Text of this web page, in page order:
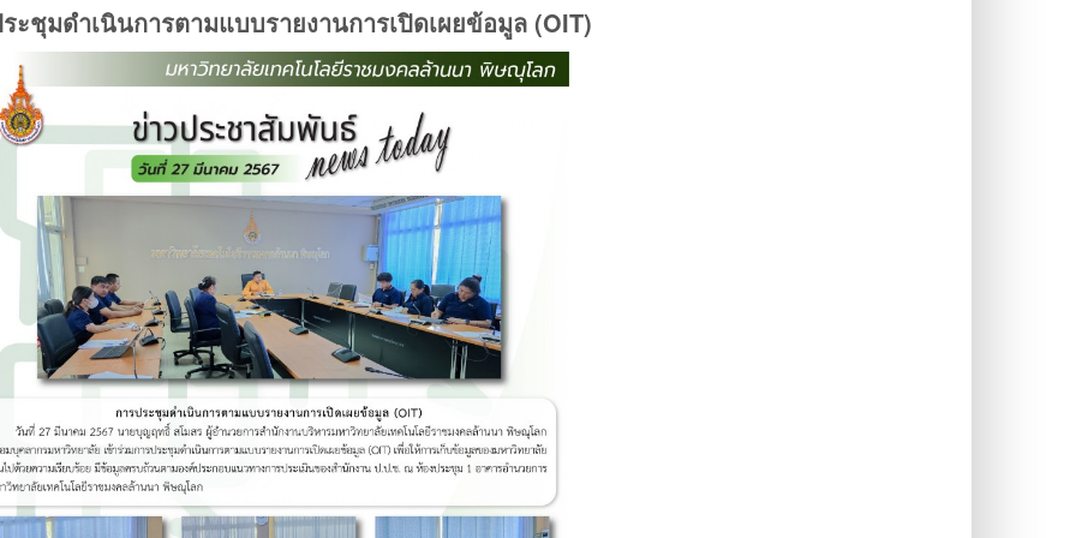
ะชุมดำเนินการตามแบบรายงานการเปิดเผยข้อมูล (OIT)